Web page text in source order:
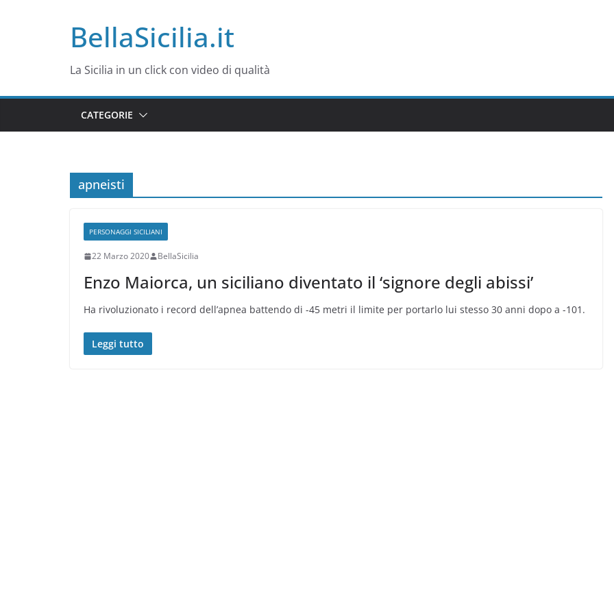
BellaSicilia.it
La Sicilia in un click con video di qualità
CATEGORIE
apneisti
PERSONAGGI SICILIANI
22 Marzo 2020 BellaSicilia
Enzo Maiorca, un siciliano diventato il ‘signore degli abissi’
Ha rivoluzionato i record dell’apnea battendo di -45 metri il limite per portarlo lui stesso 30 anni dopo a -101.
Leggi tutto